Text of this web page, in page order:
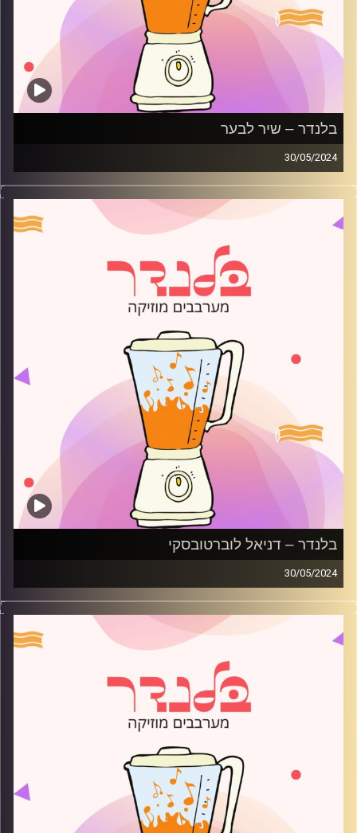
בלנדר – שיר לבער
30/05/2024
מוזיקה קצבית עם שיר לבער
קרדיט תמונות:
AudioVersity
בלנדר – דניאל לוברטובסקי
30/05/2024
מוזיקה קצבית חדשה עם דניאל לוברטובסקי
קרדיט תמונות:
AudioVersity